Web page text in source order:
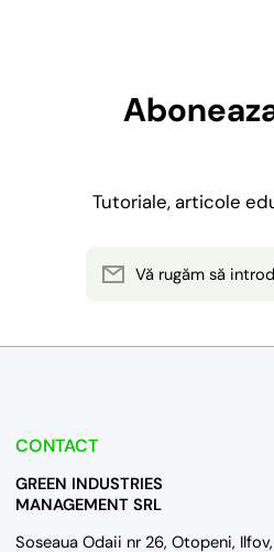
Tutoriale, articole
Vă rugăm să
CONTACT
GREEN INDUSTRIES
MANAGEMENT SRL
Soseaua Odaii nr 26, Otopeni, Ilfov,